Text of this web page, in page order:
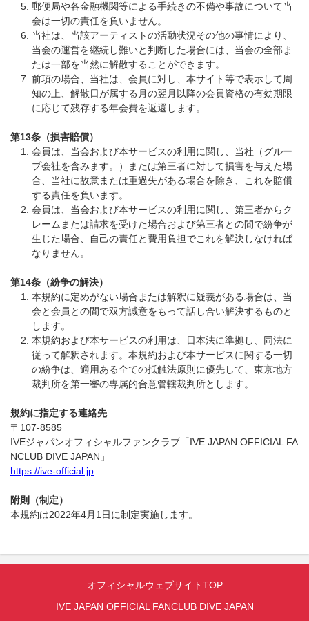
郵便局や各金融機関等による手続きの不備や事故について当
会は一切の責任を負いません。
当社は、当該アーティストの活動状況その他の事情により、
当会の運営を継続し難いと判断した場合には、当会の全部ま
たは一部を当然に解散することができます。
前項の場合、当社は、会員に対し、本サイト等で表示して周
知の上、解散日が属する月の翌月以降の会員資格の有効期限
に応じて残存する年会費を返還します。
第13条（損害賠償）
会員は、当会および本サービスの利用に関し、当社（グルー
プ会社を含みます。）または第三者に対して損害を与えた場
合、当社に故意または重過失がある場合を除き、これを賠償
する責任を負います。
会員は、当会および本サービスの利用に関し、第三者からク
レームまたは請求を受けた場合および第三者との間で紛争が
生じた場合、自己の責任と費用負担でこれを解決しなければ
なりません。
第14条（紛争の解決）
本規約に定めがない場合または解釈に疑義がある場合は、当
会と会員との間で双方誠意をもって話し合い解決するものと
します。
本規約および本サービスの利用は、日本法に準拠し、同法に
従って解釈されます。本規約および本サービスに関する一切
の紛争は、適用ある全ての抵触法原則に優先して、東京地方
裁判所を第一審の専属的合意管轄裁判所とします。
規約に指定する連絡先
〒107-8585
IVEジャパンオフィシャルファンクラブ「IVE JAPAN OFFICIAL FA
NCLUB DIVE JAPAN」
https://ive-official.jp
附則（制定）
本規約は2022年4月1日に制定実施します。
オフィシャルウェブサイトTOP
IVE JAPAN OFFICIAL FANCLUB DIVE JAPAN